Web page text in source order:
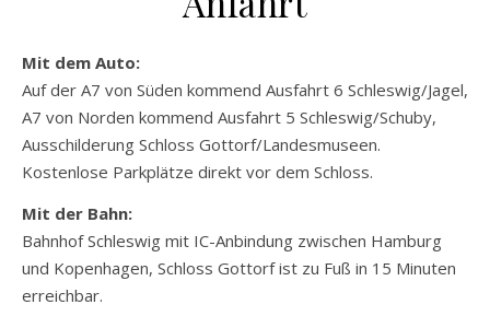
Mit dem Auto:
Auf der A7 von Süden kommend Ausfahrt 6 Schleswig/Jagel,
A7 von Norden kommend Ausfahrt 5 Schleswig/Schuby,
Ausschilderung Schloss Gottorf/Landesmuseen.
Kostenlose Parkplätze direkt vor dem Schloss.
Mit der Bahn:
Bahnhof Schleswig mit IC-Anbindung zwischen Hamburg
und Kopenhagen, Schloss Gottorf ist zu Fuß in 15 Minuten
erreichbar.